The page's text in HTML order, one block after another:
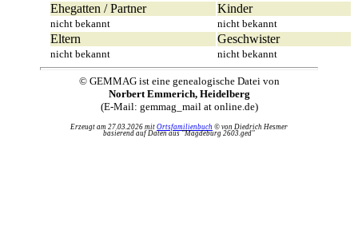
Ehegatten / Partner Kinder
nicht bekannt nicht bekannt
Eltern Geschwister
nicht bekannt nicht bekannt
© GEMMAG ist eine genealogische Datei von
Norbert Emmerich, Heidelberg
(E-Mail: gemmag_mail at online.de)
Erzeugt am 27.03.2026 mit Ortsfamilienbuch © von Diedrich Hesmer
basierend auf Daten aus "Magdeburg 2603.ged"